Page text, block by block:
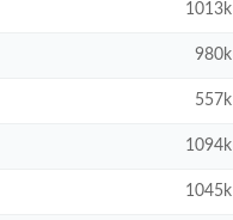
1013k
980k
557k
1094k
1045k